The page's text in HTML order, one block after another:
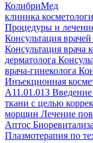
КолибриМед
клиника
Процедуры и
Консультация
Консультация врача
дерматолога
врача-гинеколога
Инъекционная
A11.01.013
ткани с целью
морщин Лечение
Аптос
Плазмотерапия по